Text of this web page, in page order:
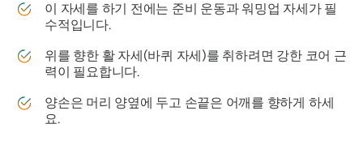
이 자세를 하기 전에는 준비 운동과 워밍업 자세가 필
수적입니다.
위를 향한 활 자세(바퀴 자세)를 취하려면 강한 코어 근
력이 필요합니다.
양손은 머리 양옆에 두고 손끝은 어깨를 향하게 하세
요.